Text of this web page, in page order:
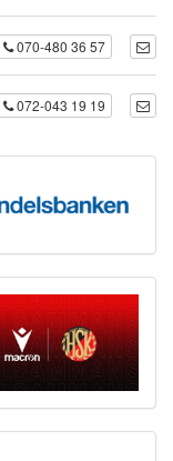
070-480 36 57
072-043 19 19